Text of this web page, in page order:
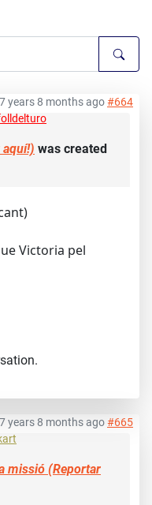
7 years 8 months ago#664
was created
Victoria pel
7 years 8 months ago#665
missió (Reportar